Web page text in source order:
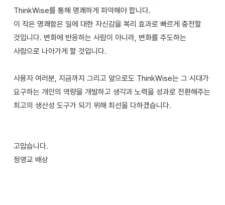
ThinkWise를 통해 명쾌하게 파악해야 합니다.
이 작은 명쾌함은 일에 대한 자신감을 복리 효과로 빠르게 충전할
것입니다. 변화에 반응하는 사람이 아니라, 변화를 주도하는
사람으로 나아가게 할 것입니다.
사용자 여러분, 지금까지 그리고 앞으로도 ThinkWise는 그 시대가
요구하는 개인의 역량을 개발하고 생각과 노력을 성과로 전환해주는
최고의 생산성 도구가 되기 위해 최선을 다하겠습니다.
고맙습니다.
정영교 배상